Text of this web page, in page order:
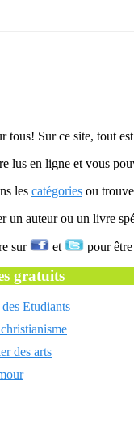
tous! Sur ce site, tout
lus en ligne et vous
les catégories ou
un auteur ou un livre
sur et pour
gratuits
Etudiants
des arts